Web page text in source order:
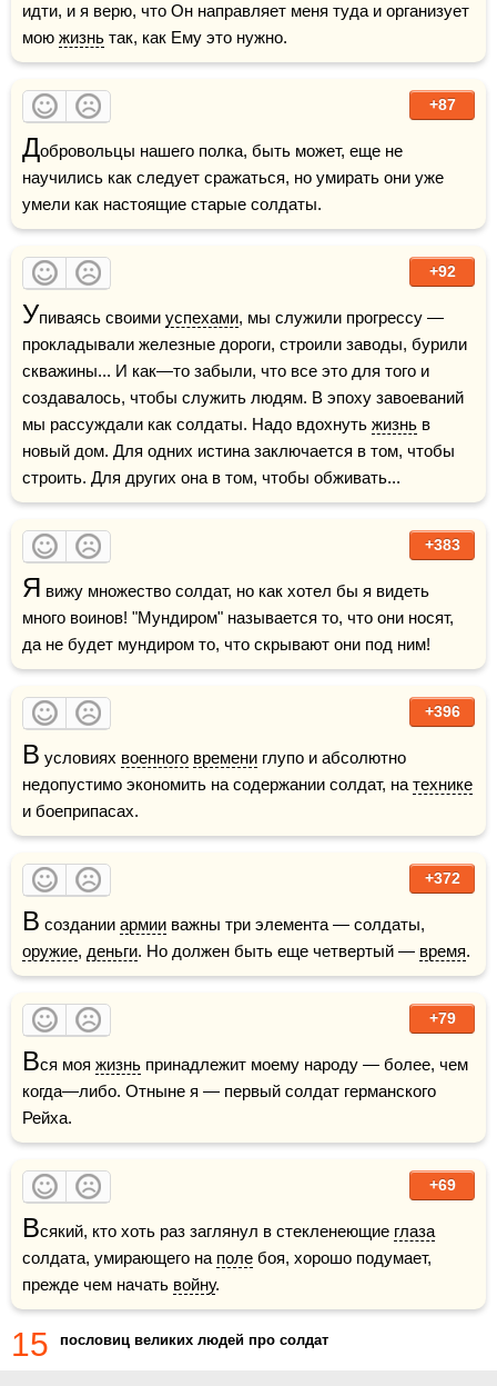
идти, и я верю, что Он направляет меня туда и организует
мою жизнь так, как Ему это нужно.
+87
Добровольцы нашего полка, быть может, еще не
научились как следует сражаться, но умирать они уже
умели как настоящие старые солдаты.
+92
Упиваясь своими успехами, мы служили прогрессу —
прокладывали железные дороги, строили заводы, бурили
скважины... И как—то забыли, что все это для того и
создавалось, чтобы служить людям. В эпоху завоеваний
мы рассуждали как солдаты. Надо вдохнуть жизнь в
новый дом. Для одних истина заключается в том, чтобы
строить. Для других она в том, чтобы обживать...
+383
Я вижу множество солдат, но как хотел бы я видеть
много воинов! "Мундиром" называется то, что они носят,
да не будет мундиром то, что скрывают они под ним!
+396
В условиях военного времени глупо и абсолютно
недопустимо экономить на содержании солдат, на технике
и боеприпасах.
+372
В создании армии
оружие, деньги. Но должен быть еще четвертый — время.
+79
Вся моя жизнь принадлежит моему народу — более, чем
когда—либо. Отныне я — первый солдат германского
Рейха.
+69
Всякий, кто хоть раз заглянул в стекленеющие глаза
солдата, умирающего на поле боя, хорошо подумает,
прежде чем начать войну.
15 пословиц великих людей про солдат